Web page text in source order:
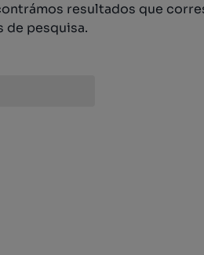
resultados que
de pesquisa.